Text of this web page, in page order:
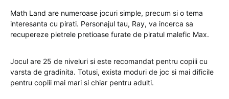
Math Land are numeroase jocuri simple, precum si o tema
interesanta cu pirati. Personajul tau, Ray, va incerca sa
recupereze pietrele pretioase furate de piratul malefic Max.
Jocul are 25 de niveluri si este recomandat pentru copiii cu
varsta de gradinita. Totusi, exista moduri de joc si mai dificile
pentru copiii mai mari si chiar pentru adulti.